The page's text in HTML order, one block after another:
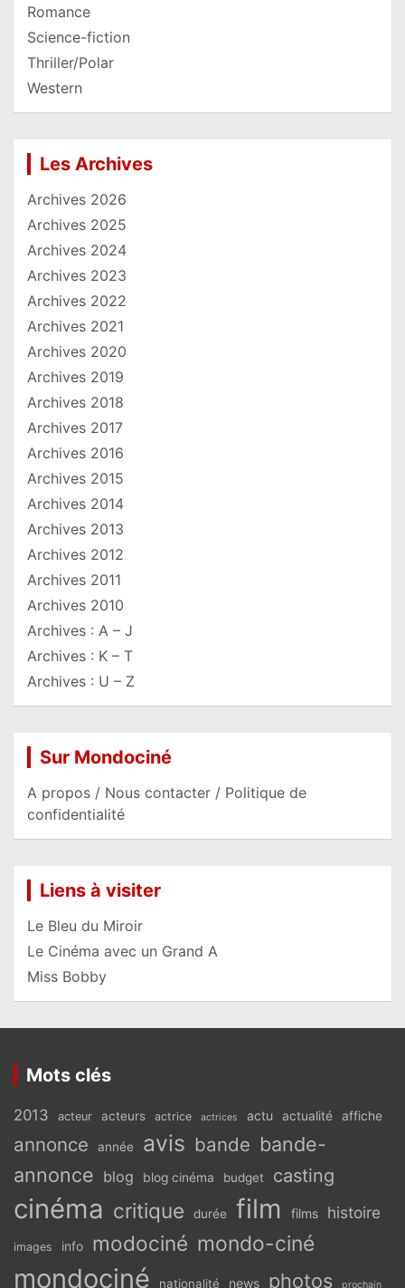
Romance
Science-fiction
Thriller/Polar
Western
Les Archives
Archives 2026
Archives 2025
Archives 2024
Archives 2023
Archives 2022
Archives 2021
Archives 2020
Archives 2019
Archives 2018
Archives 2017
Archives 2016
Archives 2015
Archives 2014
Archives 2013
Archives 2012
Archives 2011
Archives 2010
Archives : A – J
Archives : K – T
Archives : U – Z
Sur Mondociné
A propos / Nous contacter / Politique de
confidentialité
Liens à visiter
Le Bleu du Miroir
Le Cinéma avec un Grand A
Miss Bobby
Mots clés
2013 acteur acteurs actrice actrices actu actualité affiche
annonce année avis bande bande-
annonce blog blog cinéma budget casting
cinéma critique durée film films histoire
images info modociné mondo-ciné
mondociné nationalité news photos prochain